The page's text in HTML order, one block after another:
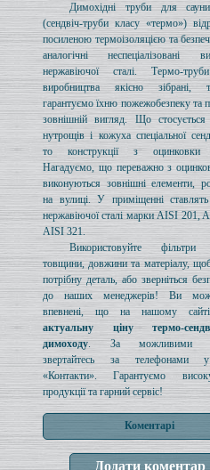
Димохідні труби для
(сендвіч-труби класу «термо»)
посиленою термоізоляцією та
аналогічні неспеціалізовані
нержавіючої сталі. Термо-
виробництва якісно
гарантуємо їхню пожежобезпеку та
зовнішній вигляд. Що стосується
нутрощів і кожуха спеціальної
то конструкції з оцинковки
Нагадуємо, що переважно з
виконуються зовнішні елементи,
на вулиці. У приміщенні
нержавіючої сталі марки AISI 201,
AISI 321.
Використовуйте фільтри
товщини, довжини та матеріалу, щоб
потрібну деталь, або зверніться
до наших менеджерів! Ви
впевнені, що на нашому
актуальну ціну термо-
димоходу. За можливими
звертайтесь за телефонами
«Контакти». Гарантуємо
продукції та гарний сервіс!
Коментарі